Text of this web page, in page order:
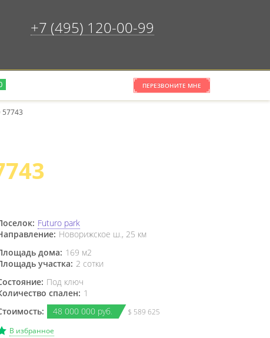
+7 (495) 120-00-99
ПЕРЕЗВОНИТЕ МНЕ
×
57743
Futuro park
Новорижское ш., 25 км
дома: 169 м2
участка: 2 сотки
Под ключ
спален: 1
48 000 000 руб.
$ 589 625
В избранное